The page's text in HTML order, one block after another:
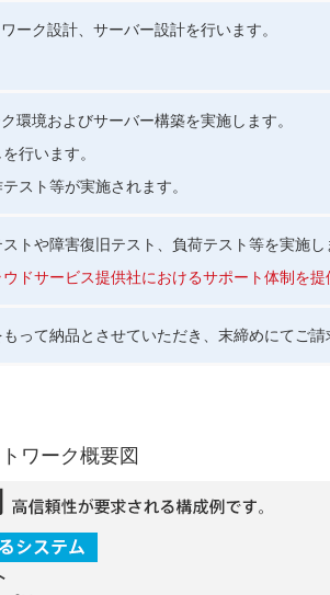
ーク設計、サーバー設計を行います。
環境およびサーバー構築を実施します。
行います。
スト等が実施されます。
トや障害復旧テスト、負荷テスト等を実施
ウドサービス提供社におけるサポート体制を提
って納品とさせていただき、末締めにてご請
ワーク概要図